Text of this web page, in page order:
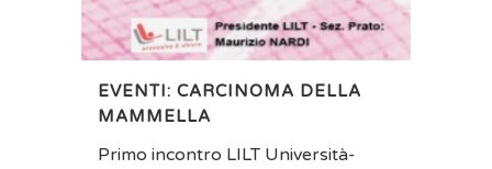
EVENTI: CARCINOMA DELLA
MAMMELLA
Primo incontro LILT Università-